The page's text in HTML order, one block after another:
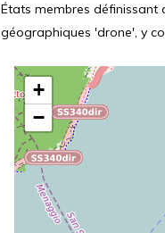
États membres définissant
géographiques 'drone', y